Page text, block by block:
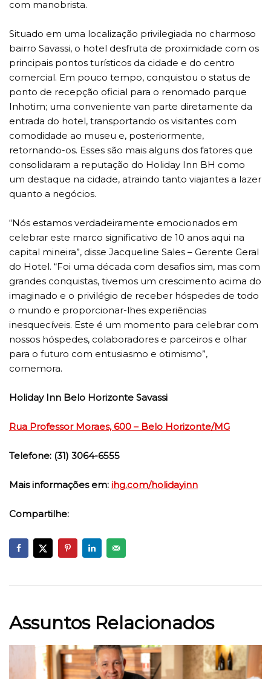
com manobrista.
Situado em uma localização privilegiada no charmoso
bairro Savassi, o hotel desfruta de proximidade com os
principais pontos turísticos da cidade e do centro
comercial. Em pouco tempo, conquistou o status de
ponto de recepção oficial para o renomado parque
Inhotim; uma conveniente van parte diretamente da
entrada do hotel, transportando os visitantes com
comodidade ao museu e, posteriormente,
retornando-os. Esses são mais alguns dos fatores que
consolidaram a reputação do Holiday Inn BH como
um destaque na cidade, atraindo tanto viajantes a lazer
quanto a negócios.
“Nós estamos verdadeiramente emocionados em
celebrar este marco significativo de 10 anos aqui na
capital mineira”, disse Jacqueline Sales – Gerente Geral
do Hotel. “Foi uma década com desafios sim, mas com
grandes conquistas, tivemos um crescimento acima do
imaginado e o privilégio de receber hóspedes de todo
o mundo e proporcionar-lhes experiências
inesquecíveis. Este é um momento para celebrar com
nossos hóspedes, colaboradores e parceiros e olhar
para o futuro com entusiasmo e otimismo”,
comemora.
Holiday Inn Belo Horizonte Savassi
Rua Professor Moraes, 600 – Belo Horizonte/MG
Telefone: (31) 3064-6555
Mais informações em: ihg.com/holidayinn
Compartilhe:
Assuntos Relacionados